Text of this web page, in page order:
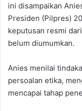
ini disampaikan
Presiden (Pilpres)
keputusan resmi
belum diumumkan.
Anies menilai
persoalan etika,
mencapai tahap